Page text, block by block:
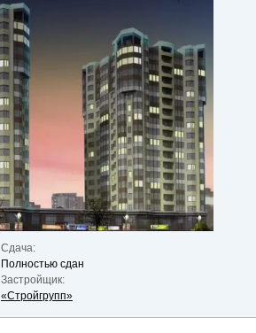
Сдача:
Полностью сдан
Застройщик:
«Стройгрупп»